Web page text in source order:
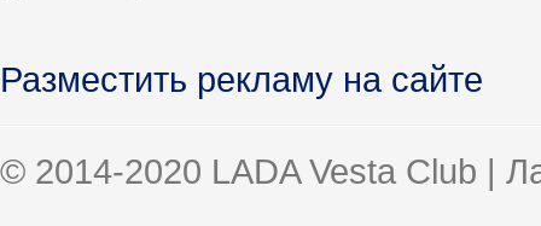
Разместить рекламу на сайте
© 2014-2020 LADA Vesta Club |